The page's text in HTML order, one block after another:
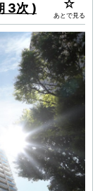
3次 ) あとで見る